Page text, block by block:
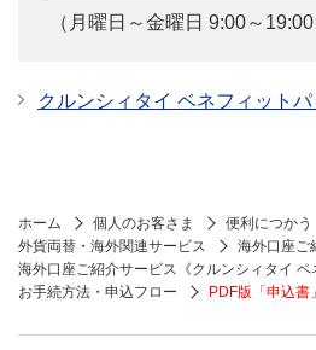
（月曜日～金曜日 9:00～
クルンシィタイ ベネフィット
ホーム 個人のお客さま
便利につかう
外貨両替・海外関連サービス
海外口座ご
海外口座ご紹介サービス《クルンシィタイ ベ
お手続方法・申込フロー
PDF版「申込書」